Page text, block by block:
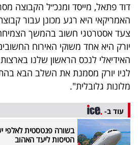
דרושים
ניוזלטרים
מייל
אדום
פרסמו
דוד פתאל, מייסד ומנכ״ל הקבוצה
האמריקאי היא רגע מכונן עבור
צעד אסטרטגי חשוב בהמשך הצמיחה
יורק היא אחד משוקי האירוח
האידיאלי לנכס הראשון שלנו
לניו יורק מסמנת את השלב הבא
מלונות גלובלית".
עוד ב-
בשורה פנטסטית לאלפי
הטיסות ליעד האהוב